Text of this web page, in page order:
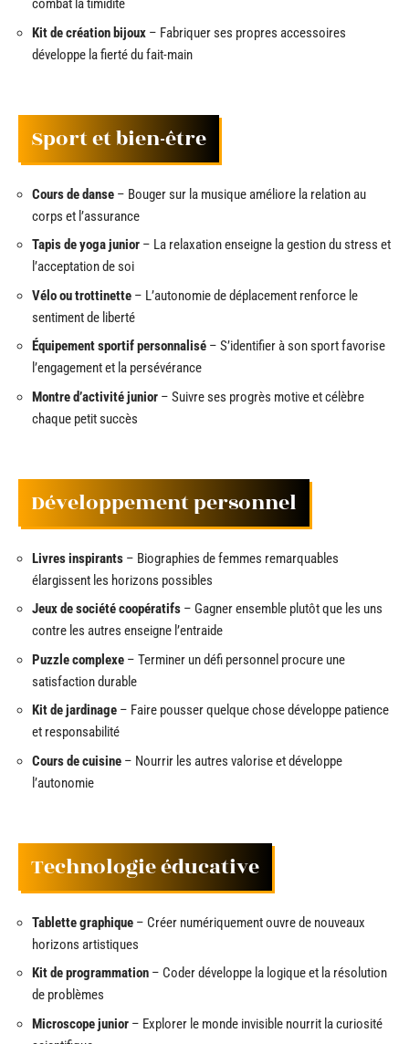
combat la timidité
Kit de création bijoux – Fabriquer ses propres accessoires
développe la fierté du fait-main
Sport et bien-être
Cours de danse – Bouger sur la musique améliore la relation au
corps et l’assurance
Tapis de yoga junior – La relaxation enseigne la gestion du stress et
l’acceptation de soi
Vélo ou trottinette – L’autonomie de déplacement renforce le
sentiment de liberté
Équipement sportif personnalisé – S’identifier à son sport favorise
l’engagement et la persévérance
Montre d’activité junior – Suivre ses progrès motive et célèbre
chaque petit succès
Développement personnel
Livres inspirants – Biographies de femmes remarquables
élargissent les horizons possibles
Jeux de société coopératifs – Gagner ensemble plutôt que les uns
contre les autres enseigne l’entraide
Puzzle complexe – Terminer un défi personnel procure une
satisfaction durable
Kit de jardinage – Faire pousser quelque chose développe patience
et responsabilité
Cours de cuisine – Nourrir les autres valorise et développe
l’autonomie
Technologie éducative
Tablette graphique – Créer numériquement ouvre de nouveaux
horizons artistiques
Kit de programmation – Coder développe la logique et la résolution
de problèmes
Microscope junior – Explorer le monde invisible nourrit la curiosité